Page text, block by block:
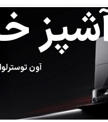
آون توستر